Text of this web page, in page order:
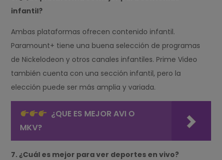
infantil?
Ambas plataformas ofrecen contenido infantil.
Paramount+ tiene una buena selección de programas
de Nickelodeon y otros canales infantiles. Prime Video
también cuenta con una sección infantil, pero la
elección puede ser más amplia y variada.
¿QUE ES MEJOR AVI O
MKV?
7. ¿Cuál es mejor para ver deportes en vivo?